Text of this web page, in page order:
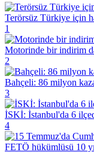
Terörsüz Türkiye için
1
Motorinde bir indirim
2
Bahçeli: 86 milyon
3
İSKİ: İstanbul'da 6
4